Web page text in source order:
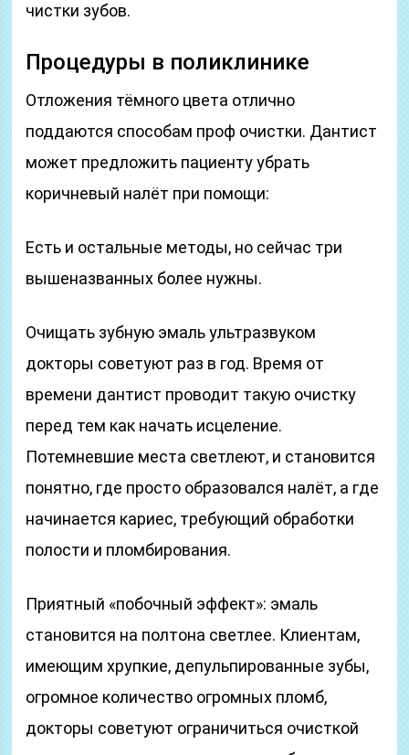
чистки зубов.
Процедуры в поликлинике
Отложения тёмного цвета отлично
поддаются способам проф очистки. Дантист
может предложить пациенту убрать
коричневый налёт при помощи:
Есть и остальные методы, но сейчас три
вышеназванных более нужны.
Очищать зубную эмаль ультразвуком
докторы советуют раз в год. Время от
времени дантист проводит такую очистку
перед тем как начать исцеление.
Потемневшие места светлеют, и становится
понятно, где просто образовался налёт, а где
начинается кариес, требующий обработки
полости и пломбирования.
Приятный «побочный эффект»: эмаль
становится на полтона светлее. Клиентам,
имеющим хрупкие, депульпированные зубы,
огромное количество огромных пломб,
докторы советуют ограничиться очисткой